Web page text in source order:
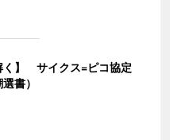
く】 サイクス=ピコ協定
書）